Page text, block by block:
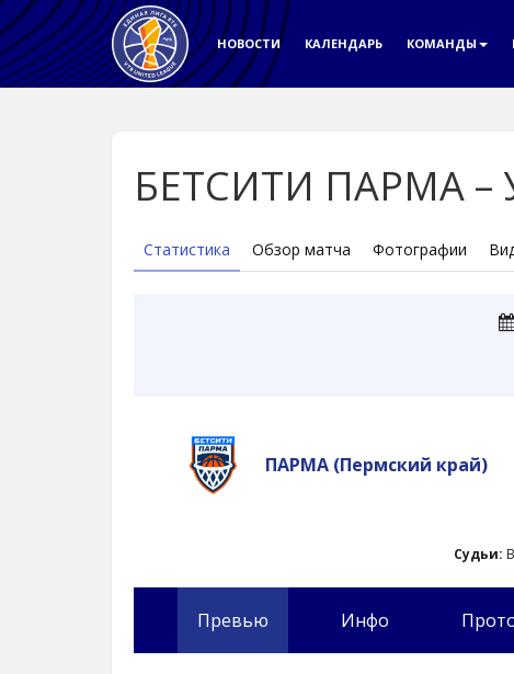
НОВОСТИ КАЛЕНДАРЬ КОМАНДЫ
БЕТСИТИ ПАРМА –
Статистика Обзор матча Фотографии